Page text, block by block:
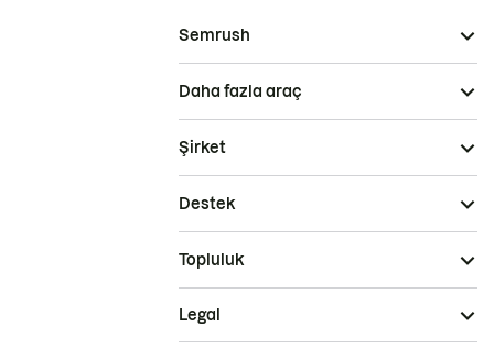
Semrush
Daha fazla araç
Şirket
Destek
Topluluk
Legal